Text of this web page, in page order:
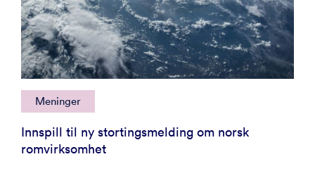
Meninger
Innspill til ny stortingsmelding om norsk
romvirksomhet